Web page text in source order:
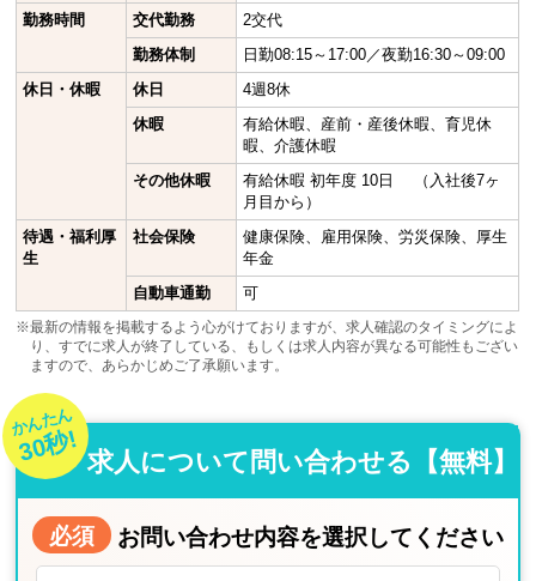
勤務時間
交代勤務
2交代
勤務体制
日勤08:15～17:00／夜勤16:30～09:00
休日・休暇
休日
4週8休
休暇
有給休暇、産前・産後休暇、育児休
暇、介護休暇
その他休暇
有給休暇 初年度 10日 （入社後7ヶ
月目から）
待遇・福利厚
生
社会保険
健康保険、雇用保険、労災保険、厚生
年金
自動車通勤
可
※最新の情報を掲載するよう心がけておりますが、求人確認のタイミングによ
り、すでに求人が終了している、もしくは求人内容が異なる可能性もござい
ますので、あらかじめご了承願います。
かんたん
30秒! 求人について問い合わせる【無料】
必須 お問い合わせ内容を選択してください